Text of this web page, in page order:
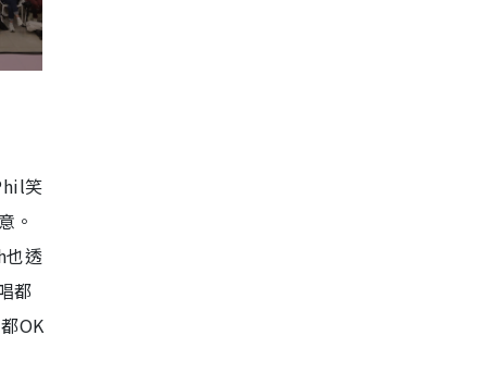
笑
。
也透
都
OK